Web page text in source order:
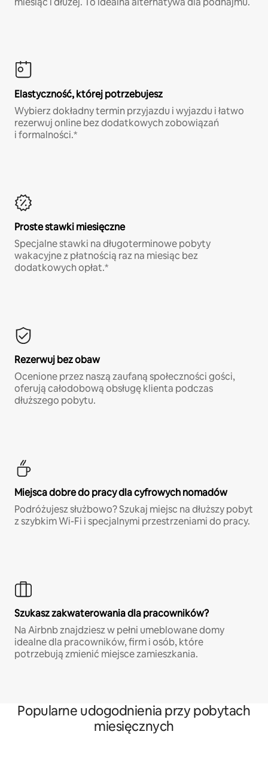
Elastyczność, której potrzebujesz
Wybierz dokładny termin przyjazdu i wyjazdu i łatwo
rezerwuj online bez dodatkowych zobowiązań
i formalności.*
Proste stawki miesięczne
Specjalne stawki na długoterminowe pobyty
wakacyjne z płatnością raz na miesiąc bez
dodatkowych opłat.*
Rezerwuj bez obaw
Ocenione przez naszą zaufaną społeczności gości,
oferują całodobową obsługę klienta podczas
dłuższego pobytu.
Miejsca dobre do pracy dla cyfrowych nomadów
Podróżujesz służbowo? Szukaj miejsc na dłuższy pobyt
z szybkim Wi-Fi i specjalnymi przestrzeniami do pracy.
Szukasz zakwaterowania dla pracowników?
Na Airbnb znajdziesz w pełni umeblowane domy
idealne dla pracowników, firm i osób, które
potrzebują zmienić miejsce zamieszkania.
Popularne udogodnienia przy pobytach
miesięcznych